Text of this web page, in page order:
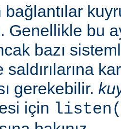
bağlantılar
Genellikle bu
bazı
gerekebilir.
için